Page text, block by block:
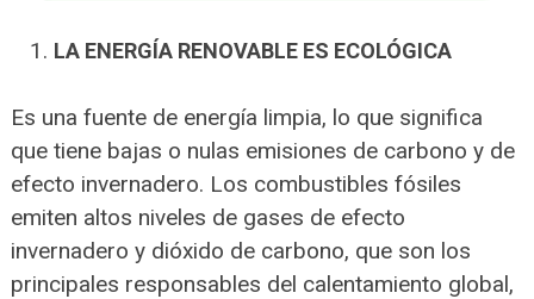
LA ENERGÍA RENOVABLE ES ECOLÓGICA
Es una fuente de energía limpia, lo que significa
que tiene bajas o nulas emisiones de carbono y de
efecto invernadero. Los combustibles fósiles
emiten altos niveles de gases de efecto
invernadero y dióxido de carbono, que son los
principales responsables del calentamiento global,